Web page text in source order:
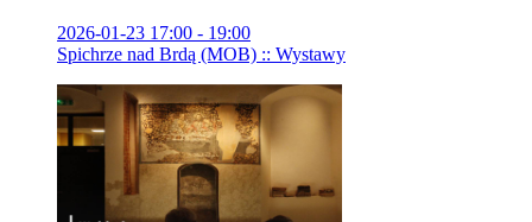
2026-01-23 17:00 - 19:00
Spichrze nad Brdą (MOB) :: Wystawy